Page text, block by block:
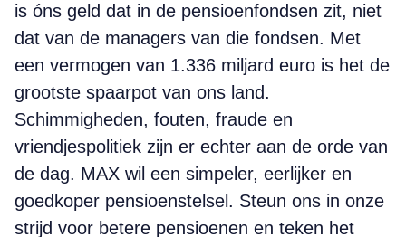
is óns geld dat in de pensioenfondsen zit, niet
dat van de managers van die fondsen. Met
een vermogen van 1.336 miljard euro is het de
grootste spaarpot van ons land.
Schimmigheden, fouten, fraude en
vriendjespolitiek zijn er echter aan de orde van
de dag. MAX wil een simpeler, eerlijker en
goedkoper pensioenstelsel. Steun ons in onze
strijd voor betere pensioenen en teken het